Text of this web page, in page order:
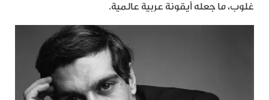
غلوب، ما جعله أيقونة عربية عالمية.